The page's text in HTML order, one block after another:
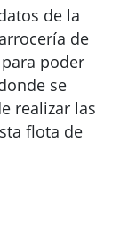
de la
de
poder
se
realizar las
flota de